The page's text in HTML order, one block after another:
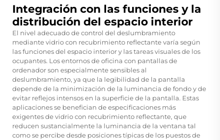
Integración con las funciones y la
distribución del espacio interior
El nivel adecuado de control del deslumbramiento
mediante vidrio con recubrimiento reflectante varía según
las funciones del espacio interior y las tareas visuales de los
ocupantes. Los entornos de oficina con pantallas de
ordenador son especialmente sensibles al
deslumbramiento, ya que la legibilidad de la pantalla
depende de la minimización de la luminancia de fondo y de
evitar reflejos intensos en la superficie de la pantalla. Estas
aplicaciones se benefician de especificaciones más
exigentes de vidrio con recubrimiento reflectante, que
reducen sustancialmente la luminancia de la ventana tal
como se percibe desde posiciones típicas de los puestos de